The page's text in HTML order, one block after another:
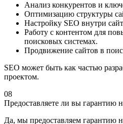
Анализ конкурентов и
Оптимизацию структуры
Настройку SEO внутри
Работу с контентом для
поисковых системах.
Продвижение сайтов в
SEO может быть как частью
проектом.
08
Предоставляете ли вы гарантию
Да, мы предоставляем гарантию